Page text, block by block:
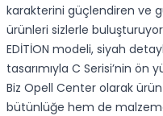
karakterini güçlendiren ve
ürünleri sizlerle
EDİTİON modeli, siyah
tasarımıyla C Serisi’nin
Biz Opell Center olarak
bütünlüğe hem de